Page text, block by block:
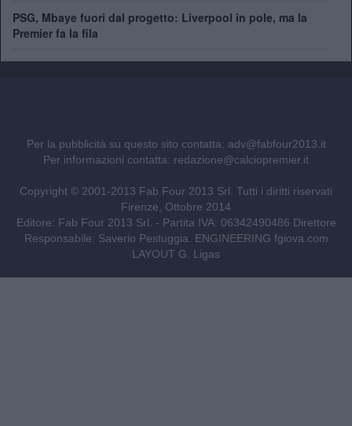
PSG, Mbaye fuori dal progetto: Liverpool in pole, ma la
Premier fa la fila
Per la pubblicità su questo sito contatta: adv@fabfour2013.it
Per informazioni contatta: redazione@calciopremier.it
Copyright © 2001-2013 Fab Four 2013 Srl. Tutti i diritti riservati
Firenze, Ottobre 2014
Editore: Fab Four 2013 Srl. - Partita IVA: 06342490486 Direttore
Responsabile: Saverio Pestuggia. ENGINEERING fgiova.com
LAYOUT G. Ligas